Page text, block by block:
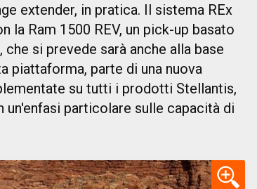
extender, in pratica. Il sistema REx
la Ram 1500 REV, un pick-up basato
si prevede sarà anche alla base
piattaforma, parte di una nuova
su tutti i prodotti Stellantis,
particolare sulle capacità di